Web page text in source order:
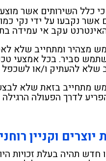
כלל השירותים אשר
אשר נקבעו על ידי נקי
עקב אי עמידה
מצהיר ומתחייב שלא
סביר. בכל אמצעי
שלא להעתיק ו/או לשכפל
מתחייב בזאת שלא לבצע
לדרך הפעולה
יוצרים וקניין רוחני